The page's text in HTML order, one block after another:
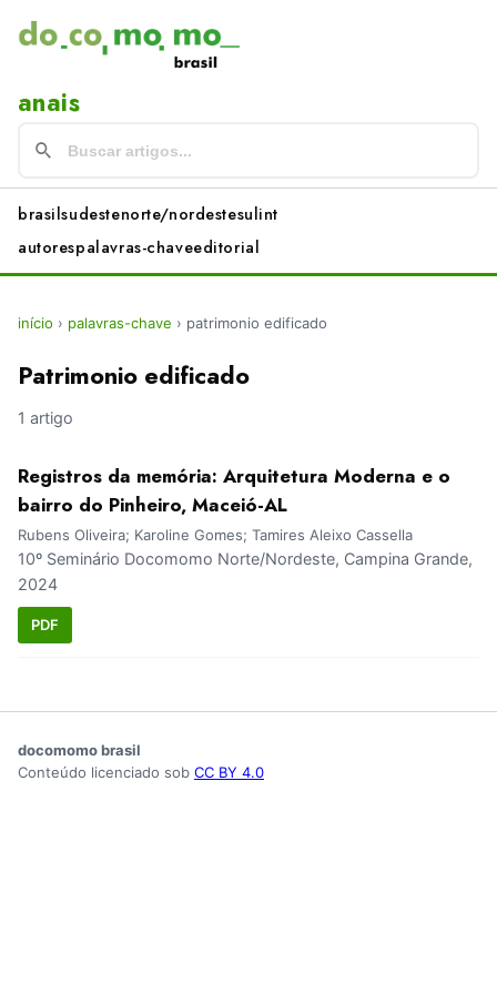
anais
brasilsudestenorte/nordestesulint
autorespalavras-chaveeditorial
início › palavras-chave › patrimonio edificado
Patrimonio edificado
1 artigo
Registros da memória: Arquitetura Moderna e o
bairro do Pinheiro, Maceió-AL
Rubens Oliveira; Karoline Gomes; Tamires Aleixo Cassella
10º Seminário Docomomo Norte/Nordeste, Campina Grande,
2024
PDF
docomomo brasil
Conteúdo licenciado sob CC BY 4.0